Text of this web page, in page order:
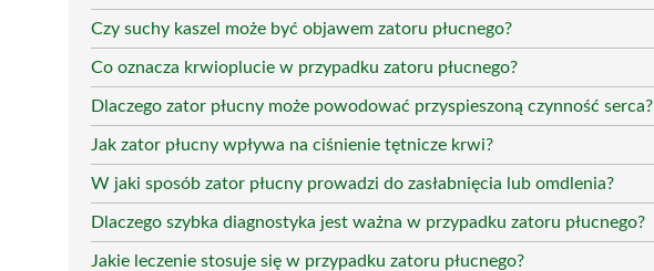
Czy suchy kaszel może być objawem zatoru płucnego?
Co oznacza krwioplucie w przypadku zatoru płucnego?
Dlaczego zator płucny może powodować przyspieszoną czynność serca?
Jak zator płucny wpływa na ciśnienie tętnicze krwi?
W jaki sposób zator płucny prowadzi do zasłabnięcia lub omdlenia?
Dlaczego szybka diagnostyka jest ważna w przypadku zatoru płucnego?
Jakie leczenie stosuje się w przypadku zatoru płucnego?